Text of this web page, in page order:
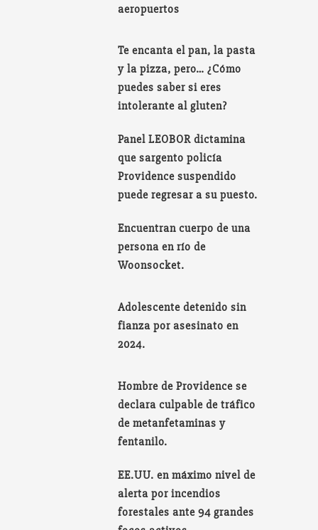
aeropuertos
Te encanta el pan, la pasta
y la pizza, pero… ¿Cómo
puedes saber si eres
intolerante al gluten?
Panel LEOBOR dictamina
que sargento policía
Providence suspendido
puede regresar a su puesto.
Encuentran cuerpo de una
persona en río de
Woonsocket.
Adolescente detenido sin
fianza por asesinato en
2024.
Hombre de Providence se
declara culpable de tráfico
de metanfetaminas y
fentanilo.
EE.UU. en máximo nivel de
alerta por incendios
forestales ante 94 grandes